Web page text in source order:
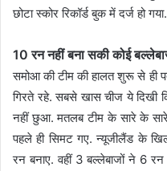
छोटा स्कोर रिकॉर्ड बुक में दर्ज हो गया.
10 रन नहीं बना सकी कोई
समोआ की टीम की हालत शुरू से ही
गिरते रहे. सबसे खास चीज ये दिखी
नहीं छुआ. मतलब टीम के सारे के
पहले ही सिमट गए. न्यूजीलैंड के
रन बनाए. वहीं 3 बल्लेबाजों ने 6